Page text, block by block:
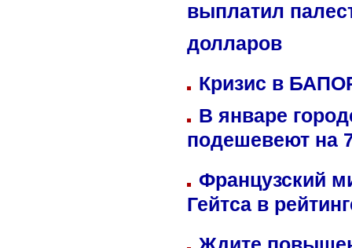
выплатил
долларов
Кризис в
В январе
подешевеют на
Французский
Гейтса в